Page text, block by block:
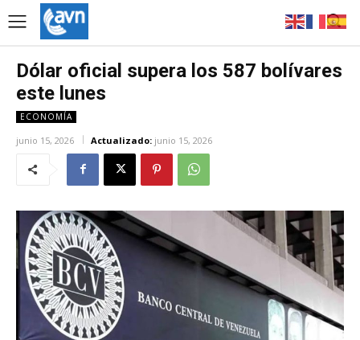
Dólar oficial supera los 587 bolívares
este lunes
ECONOMÍA
junio 15, 2026 Actualizado: junio 15, 2026